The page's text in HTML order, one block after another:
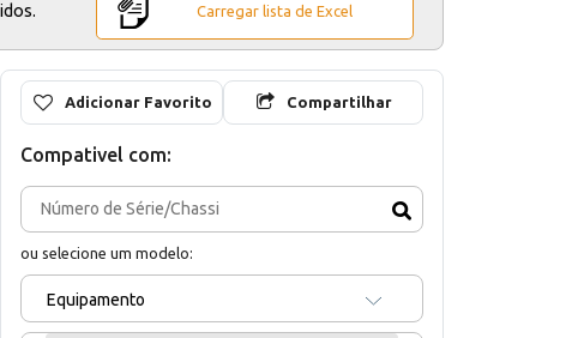
Carregar lista de Excel
Adicionar Favorito Compartilhar
Compativel com:
ou selecione um modelo:
Equipamento